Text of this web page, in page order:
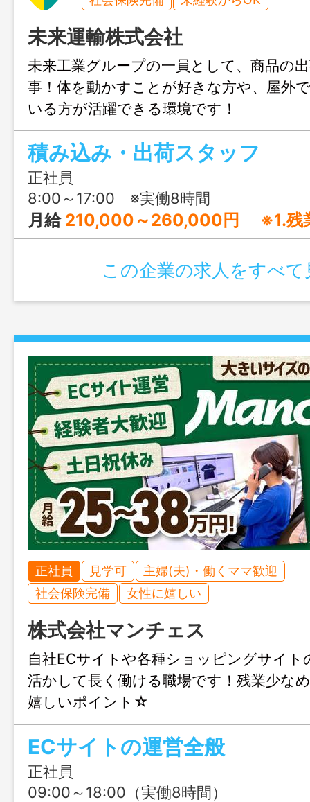
未来運輸株式会社
未来工業グループの一員として、商品の
事！体を動かすことが好きな方や、屋外
いる方が活躍できる環境です！
積み込み・出荷スタッフ
正社員
8:00～17:00 ※実働8時間
月給 210,000～260,000円 ※1.残業代は全額別途支給 ※2.前
この企業の求人をすべて
正社員 見学可
主婦(夫)・働くママ歓迎
社会保険完備
女性に嬉しい
株式会社マンチェス
自社ECサイトや各種ショッピングサイト
活かして長く働ける職場です！残業少な
嬉しいポイント☆
ECサイトの運営全般
正社員
09:00～18:00（実働8時間）